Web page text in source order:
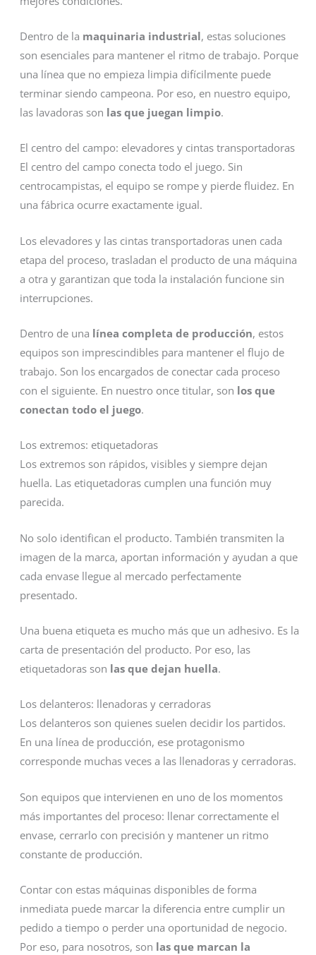
Dentro de la maquinaria industrial, estas soluciones
son esenciales para mantener el ritmo de trabajo. Porque
una línea que no empieza limpia difícilmente puede
terminar siendo campeona. Por eso, en nuestro equipo,
las lavadoras son las que juegan limpio.
El centro del campo: elevadores y cintas transportadoras
El centro del campo conecta todo el juego. Sin
centrocampistas, el equipo se rompe y pierde fluidez. En
una fábrica ocurre exactamente igual.
Los elevadores y las cintas transportadoras unen cada
etapa del proceso, trasladan el producto de una máquina
a otra y garantizan que toda la instalación funcione sin
interrupciones.
Dentro de una línea completa de producción, estos
equipos son imprescindibles para mantener el flujo de
trabajo. Son los encargados de conectar cada proceso
con el siguiente. En nuestro once titular, son los que
conectan todo el juego.
Los extremos: etiquetadoras
Los extremos son rápidos, visibles y siempre dejan
huella. Las etiquetadoras cumplen una función muy
parecida.
No solo identifican el producto. También transmiten la
imagen de la marca, aportan información y ayudan a que
cada envase llegue al mercado perfectamente
presentado.
Una buena etiqueta es mucho más que un adhesivo. Es la
carta de presentación del producto. Por eso, las
etiquetadoras son las que dejan huella.
Los delanteros: llenadoras y cerradoras
Los delanteros son quienes suelen decidir los partidos.
En una línea de producción, ese protagonismo
corresponde muchas veces a las llenadoras y cerradoras.
Son equipos que intervienen en uno de los momentos
más importantes del proceso: llenar correctamente el
envase, cerrarlo con precisión y mantener un ritmo
constante de producción.
Contar con estas máquinas disponibles de forma
inmediata puede marcar la diferencia entre cumplir un
pedido a tiempo o perder una oportunidad de negocio.
Por eso, para nosotros, son las que marcan la